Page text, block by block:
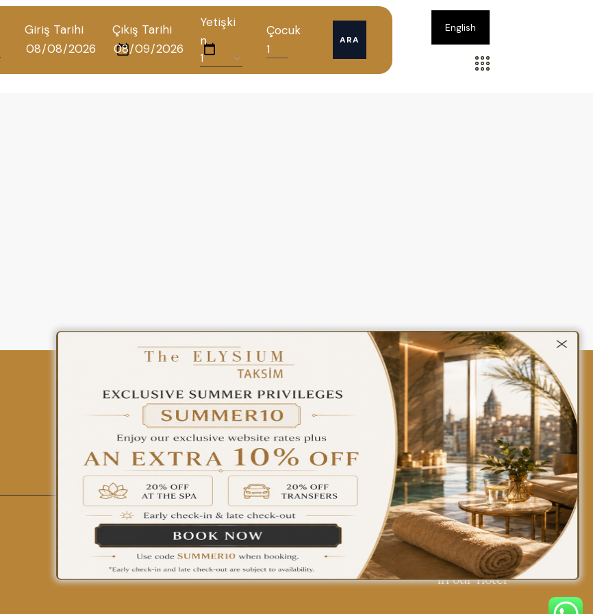
Giriş Tarihi Çıkış Tarihi
Yetişki
n
Çocuk
ARA
English
All Hotels The Elysium Touristic Contact Us Policies Türkçe English
Find yourself at home
in our hotel
ALL HOTELS
ÇAĞRI MERKEZİ
08502421818
REZERVASYON